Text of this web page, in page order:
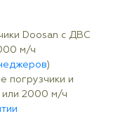
Doosan с ДВС
м/ч
)
погрузчики и
или 2000 м/ч